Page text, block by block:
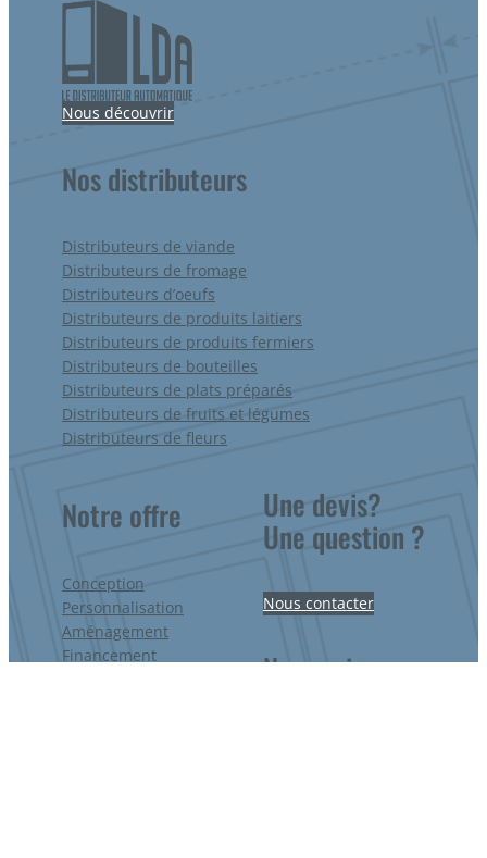
Nous découvrir
Nos distributeurs
Distributeurs de viande
Distributeurs de fromage
Distributeurs d’oeufs
Distributeurs de produits laitiers
Distributeurs de produits fermiers
Distributeurs de bouteilles
Distributeurs de plats préparés
Distributeurs de fruits et légumes
Distributeurs de fleurs
Notre offre
Conception
Personnalisation
Aménagement
Financement
Une devis?
Une question ?
Nous contacter
Nous suivre